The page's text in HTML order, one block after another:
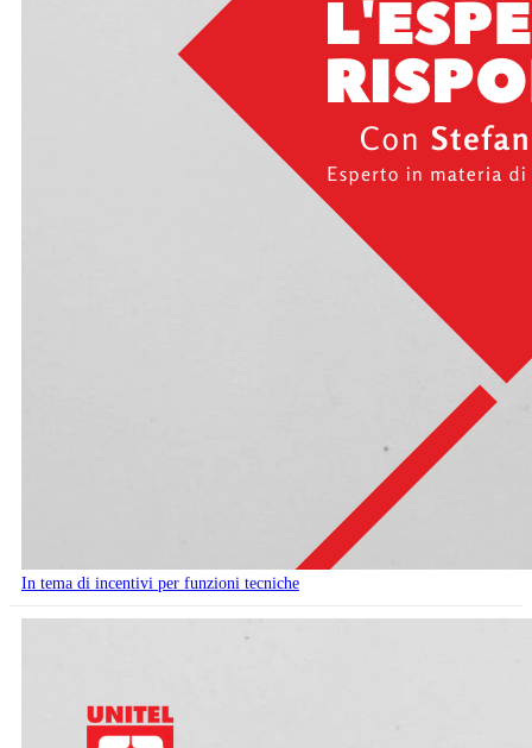
In tema di incentivi per funzioni tecniche